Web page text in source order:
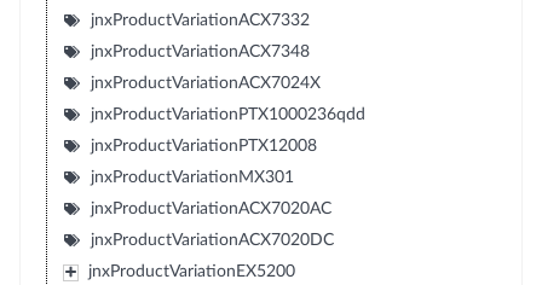
jnxProductVariationACX7332
jnxProductVariationACX7348
jnxProductVariationACX7024X
jnxProductVariationPTX1000236qdd
jnxProductVariationPTX12008
jnxProductVariationMX301
jnxProductVariationACX7020AC
jnxProductVariationACX7020DC
jnxProductVariationEX5200